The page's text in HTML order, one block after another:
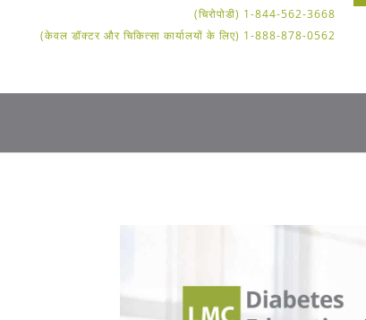
1-844-562-3668 (चिरोपोडी)
1-888-878-0562 (केवल डॉक्टर और चिकित्सा कार्यालयों के लिए)